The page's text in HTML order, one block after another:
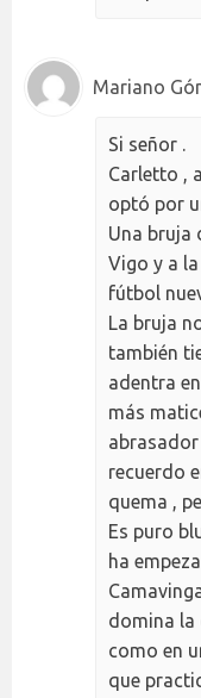
Mariano
Si señor .
Carletto ,
optó por
Una bruja
Vigo y a
fútbol
La bruja
también
adentra
más
recuerdo
quema ,
Es puro
ha
domina la
como en
que